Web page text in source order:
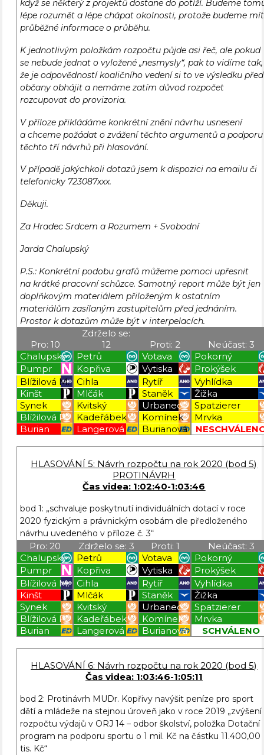
když se některý z projektů dostane do potíží. Budeme
lépe rozumět a lépe chápat okolnosti, protože budeme mít
průběžné informace o průběhu.
K jednotlivým položkám rozpočtu půjde asi řeč, ale pokud
se nebude jednat o vyložené „nesmysly“, pak to vidíme tak,
že je odpovědností koaličního vedení si to ve výsledku před
občany obhájit a nemáme zatím důvod rozpočet
rozcupovat do provizoria.
V příloze přikládáme konkrétní znění návrhu usnesení
a chceme požádat o zvážení těchto argumentů a podporu
těchto tří návrhů při hlasování.
V případě jakýchkoli dotazů jsem k dispozici na emailu či
telefonicky 723087xxx.
Děkuji.
Za Hradec Srdcem a Rozumem + Svobodní
Jarda Chalupský
P.S.: Konkrétní podobu grafů můžeme pomoci upřesnit
na krátké pracovní schůzce. Samotný report může být jen
doplňkovým materiálem přiloženým k ostatním
materiálům zasílaným zastupitelům před jednáním.
Prostor k dotazům může být v interpelacích.
Pro: 10
Zdrželo se:
12
Proti: 2
Neúčast: 3
Chalupský
Petrů Votava
Pokorný
Pumpr
Kopřiva Vytiska
Prokýšek
Blížilová M.
Cihla Rytíř
Vyhlídka
Kinšt
Mlčák Staněk
Žižka
Synek
Kvitský Urbanec
Spatzierer
Blížilová P.
Kadeřábek Komínek
Mrvka
Burian
Langerová Burianová
HLASOVÁNÍ 5: Návrh rozpočtu na rok 2020 (bod 5)
PROTINÁVRH
Čas videa: 1:02:40-1:03:46
bod 1: „schvaluje poskytnutí individuálních dotací v roce
2020 fyzickým a právnickým osobám dle předloženého
návrhu uvedeného v příloze č. 3“
Pro: 20 Zdrželo se: 3 Proti: 1
Neúčast: 3
Chalupský
Petrů Votava
Pokorný
Pumpr
Kopřiva Vytiska
Prokýšek
Blížilová M.
Cihla Rytíř
Vyhlídka
Kinšt
Mlčák Staněk
Žižka
Synek
Kvitský Urbanec
Spatzierer
Blížilová P.
Kadeřábek Komínek
Mrvka
Burian
Langerová Burianová
SCHVÁLENO
HLASOVÁNÍ 6: Návrh rozpočtu na rok 2020 (bod 5)
Čas videa: 1:03:46-1:05:11
bod 2: Protinávrh MUDr. Kopřivy navýšit peníze pro sport
dětí a mládeže na stejnou úroveň jako v roce 2019 „zvýšení
rozpočtu výdajů v ORJ 14 – odbor školství, položka Dotační
program na podporu sportu o 1 mil. Kč na částku 11.400,00
tis. Kč“